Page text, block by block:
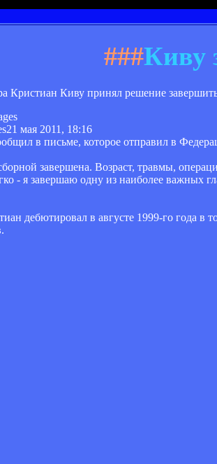
###Киву
Кристиан Киву принял решение
21 мая 2011, 18:16
в письме, которое отправил в
завершена. Возраст, травмы,
- я завершаю одну из наиболее важных
дебютировал в августе 1999-го года